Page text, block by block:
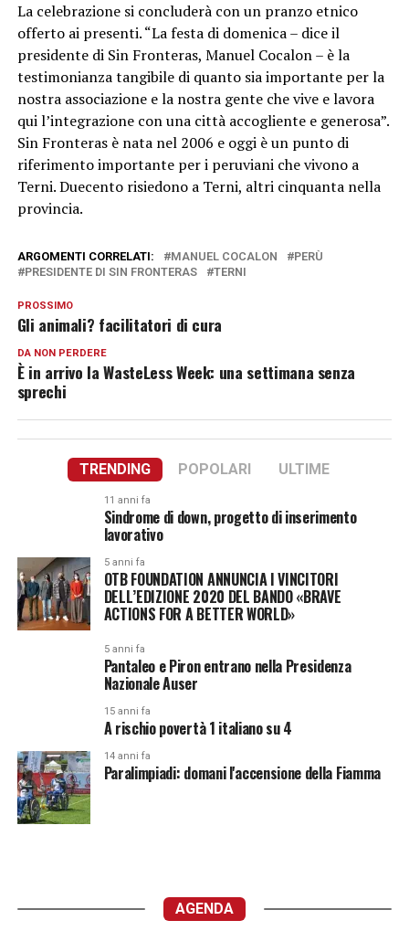
La celebrazione si concluderà con un pranzo etnico
offerto ai presenti. “La festa di domenica – dice il
presidente di Sin Fronteras, Manuel Cocalon – è la
testimonianza tangibile di quanto sia importante per la
nostra associazione e la nostra gente che vive e lavora
qui l’integrazione con una città accogliente e generosa”.
Sin Fronteras è nata nel 2006 e oggi è un punto di
riferimento importante per i peruviani che vivono a
Terni. Duecento risiedono a Terni, altri cinquanta nella
provincia.
ARGOMENTI CORRELATI: MANUEL COCALON
PERÙ
PRESIDENTE DI SIN FRONTERAS
TERNI
PROSSIMO
Gli animali? facilitatori di cura
DA NON PERDERE
È in arrivo la WasteLess Week: una settimana senza
sprechi
TRENDING POPOLARI ULTIME
11 anni fa
Sindrome di down, progetto di inserimento
lavorativo
5 anni fa
OTB FOUNDATION ANNUNCIA I VINCITORI
DELL’EDIZIONE 2020 DEL BANDO «BRAVE
ACTIONS FOR A BETTER WORLD»
5 anni fa
Pantaleo e Piron entrano nella Presidenza
Nazionale Auser
15 anni fa
A rischio povertà 1 italiano su 4
14 anni fa
Paralimpiadi: domani l'accensione della Fiamma
AGENDA